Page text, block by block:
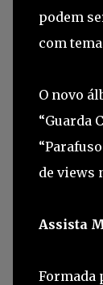
podem
com
O novo
“Guarda
de views
Assista
Formada